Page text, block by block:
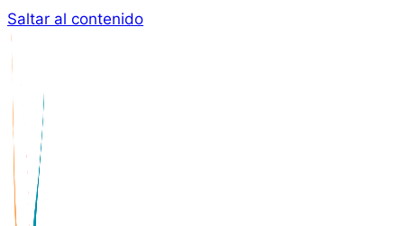
Saltar al contenido